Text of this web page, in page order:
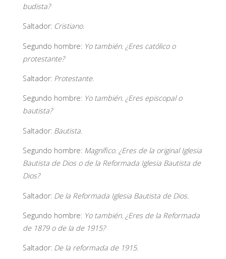
budista?
Saltador: Cristiano.
Segundo hombre: Yo también. ¿Eres católico o
protestante?
Saltador: Protestante.
Segundo hombre: Yo también. ¿Eres episcopal o
bautista?
Saltador: Bautista.
Segundo hombre: Magnífico. ¿Eres de la original Iglesia
Bautista de Dios o de la Reformada Iglesia Bautista de
Dios?
Saltador: De la Reformada Iglesia Bautista de Dios.
Segundo hombre: Yo también. ¿Eres de la Reformada
de 1879 o de la de 1915?
Saltador: De la reformada de 1915.